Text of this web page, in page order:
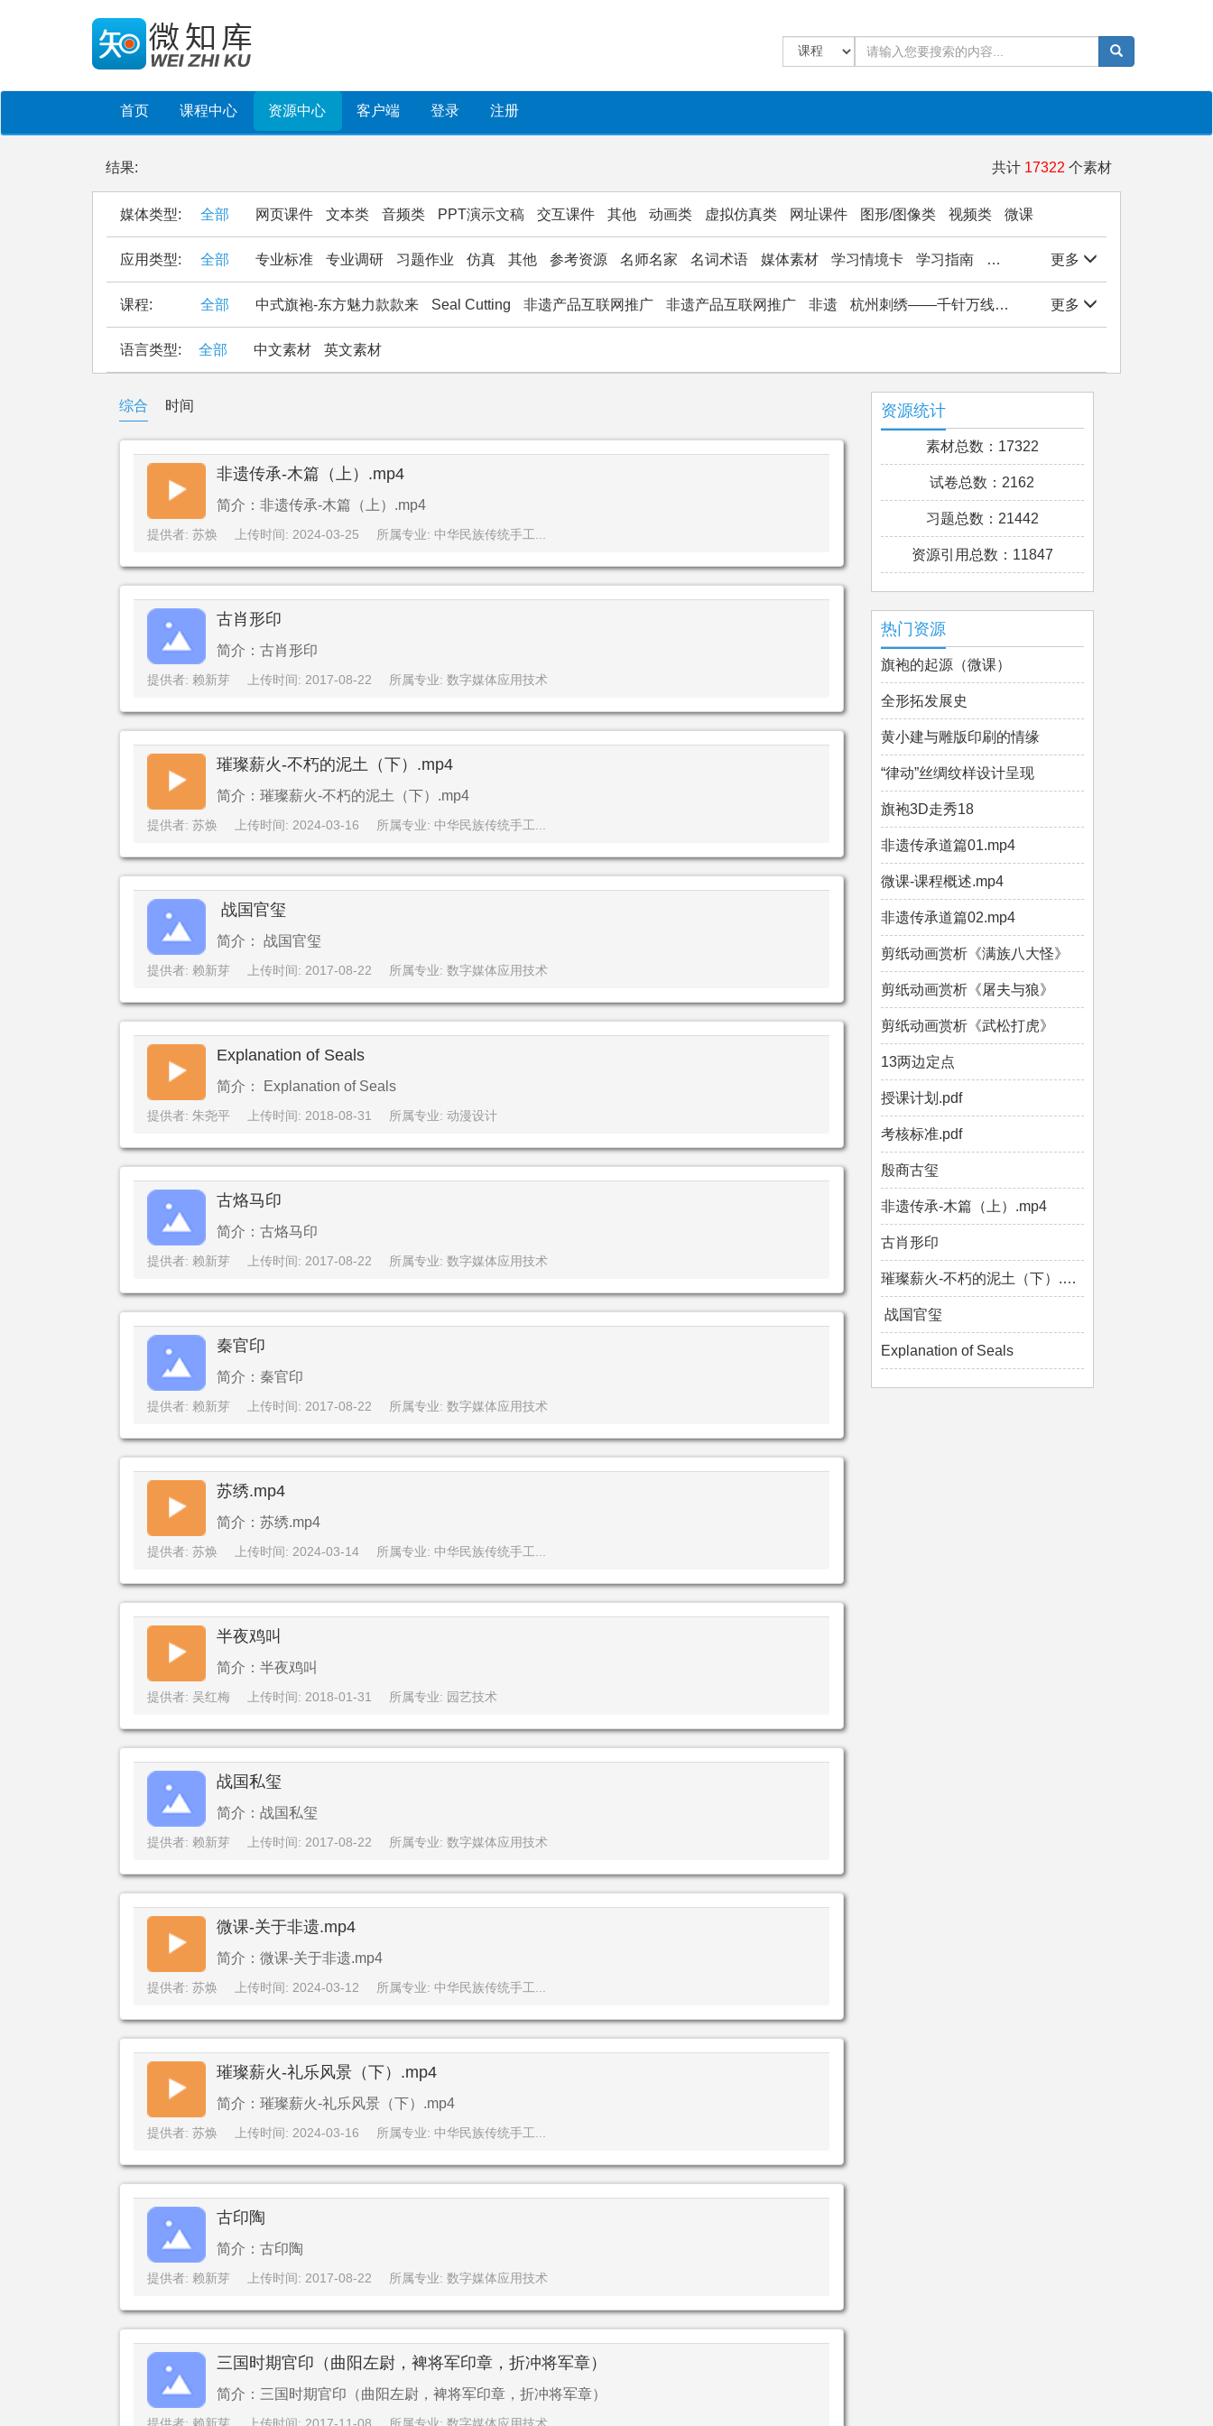
首页 课程中心 资源中心 客户端 登录 注册
结果: 共计 17322 个素材
媒体类型: 全部 网页课件 文本类 音频类 PPT演示文稿 交互课件 其他 动画类 虚拟仿真类 网址课件 图形/图像类 视频类 微课
应用类型: 全部 专业标准 专业调研 习题作业 仿真 其他 参考资源 名师名家 名词术语 媒体素材 学习情境卡 学习指南 学生作品 实验/实训/实习
更多
课程: 全部 中式旗袍-东方魅力款款来 Seal Cutting 非遗产品互联网推广 非遗产品互联网推广 非遗 杭州刺绣——千针万线绣西湖 杭州刺绣——千针万线绣
更多
语言类型: 全部 中文素材 英文素材
综合 时间
非遗传承-木篇（上）.mp4
简介：非遗传承-木篇（上）.mp4
提供者: 苏焕 上传时间: 2024-03-25 所属专业: 中华民族传统手工...
古肖形印
简介：古肖形印
提供者: 赖新芽 上传时间: 2017-08-22 所属专业: 数字媒体应用技术
璀璨薪火-不朽的泥土（下）.mp4
简介：璀璨薪火-不朽的泥土（下）.mp4
提供者: 苏焕 上传时间: 2024-03-16 所属专业: 中华民族传统手工...
战国官玺
简介： 战国官玺
提供者: 赖新芽 上传时间: 2017-08-22 所属专业: 数字媒体应用技术
Explanation of Seals
简介： Explanation of Seals
提供者: 朱尧平 上传时间: 2018-08-31 所属专业: 动漫设计
古烙马印
简介：古烙马印
提供者: 赖新芽 上传时间: 2017-08-22 所属专业: 数字媒体应用技术
秦官印
简介：秦官印
提供者: 赖新芽 上传时间: 2017-08-22 所属专业: 数字媒体应用技术
苏绣.mp4
简介：苏绣.mp4
提供者: 苏焕 上传时间: 2024-03-14 所属专业: 中华民族传统手工...
半夜鸡叫
简介：半夜鸡叫
提供者: 吴红梅 上传时间: 2018-01-31 所属专业: 园艺技术
战国私玺
简介：战国私玺
提供者: 赖新芽 上传时间: 2017-08-22 所属专业: 数字媒体应用技术
微课-关于非遗.mp4
简介：微课-关于非遗.mp4
提供者: 苏焕 上传时间: 2024-03-12 所属专业: 中华民族传统手工...
璀璨薪火-礼乐风景（下）.mp4
简介：璀璨薪火-礼乐风景（下）.mp4
提供者: 苏焕 上传时间: 2024-03-16 所属专业: 中华民族传统手工...
古印陶
简介：古印陶
提供者: 赖新芽 上传时间: 2017-08-22 所属专业: 数字媒体应用技术
三国时期官印（曲阳左尉，裨将军印章，折冲将军章）
简介：三国时期官印（曲阳左尉，裨将军印章，折冲将军章）
资源统计
素材总数：17322
试卷总数：2162
习题总数：21442
资源引用总数：11847
热门资源
旗袍的起源（微课）
全形拓发展史
黄小建与雕版印刷的情缘
“律动”丝绸纹样设计呈现
旗袍3D走秀18
非遗传承道篇01.mp4
微课-课程概述.mp4
非遗传承道篇02.mp4
剪纸动画赏析《满族八大怪》
剪纸动画赏析《屠夫与狼》
剪纸动画赏析《武松打虎》
13两边定点
授课计划.pdf
考核标准.pdf
殷商古玺
非遗传承-木篇（上）.mp4
古肖形印
璀璨薪火-不朽的泥土（下）.mp4
战国官玺
Explanation of Seals